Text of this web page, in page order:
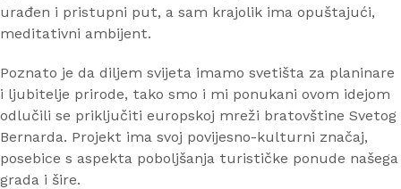
urađen i pristupni put, a sam krajolik ima opuštajući,
meditativni ambijent.
Poznato je da diljem svijeta imamo svetišta za planinare
i ljubitelje prirode, tako smo i mi ponukani ovom idejom
odlučili se priključiti europskoj mreži bratovštine Svetog
Bernarda. Projekt ima svoj povijesno-kulturni značaj,
posebice s aspekta poboljšanja turističke ponude našega
grada i šire.